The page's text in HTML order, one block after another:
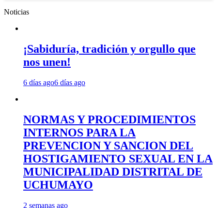
Noticias
¡Sabiduría, tradición y orgullo que
nos unen!
6 días ago6 días ago
NORMAS Y PROCEDIMIENTOS
INTERNOS PARA LA
PREVENCION Y SANCION DEL
HOSTIGAMIENTO SEXUAL EN LA
MUNICIPALIDAD DISTRITAL DE
UCHUMAYO
2 semanas ago